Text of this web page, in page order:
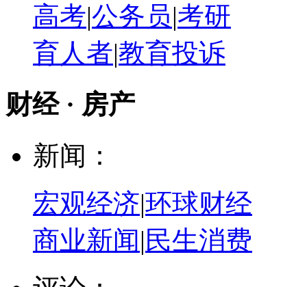
高考|公务员|考研
育人者|教育投诉
财经 · 房产
新闻：
宏观经济|环球财经
商业新闻| 民生消费